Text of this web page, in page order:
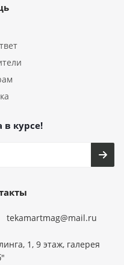
в курсе!
tekamartmag@mail.ru
1, 9 этаж, галерея